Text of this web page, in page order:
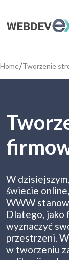
Home/Tworzenie
W
świecie
WWW
Dlatego, jako
wyznaczyć
przestrzeni.
w tworzeniu